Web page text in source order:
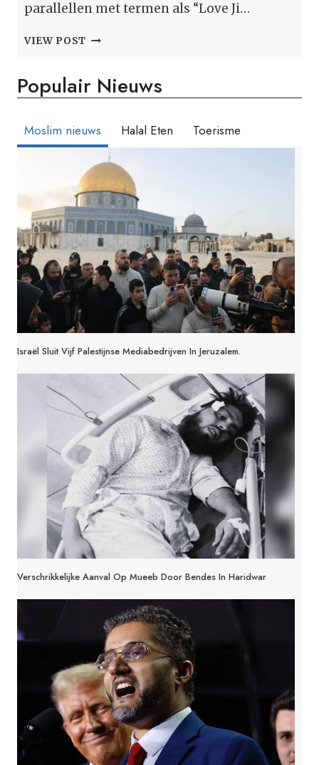
parallellen met termen als “Love Ji…
VIEW POST PATANJALI’S
MET
‘SIROOP
ROOH
AFZA
HET
VIZIER
Populair Nieuws
Moslim nieuws Halal Eten Toerisme
Israël Sluit Vijf Palestijnse Mediabedrijven In Jeruzalem.
Verschrikkelijke Aanval Op Mueeb Door Bendes In Haridwar